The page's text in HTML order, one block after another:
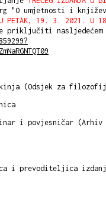
"O umjetnosti i
PETAK, 19. 3. 2021. U
priključiti
(Odsjek za
i povjesničar (Arhiv
i prevoditeljica